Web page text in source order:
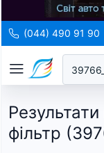
(044) 490 91 90
фільтр